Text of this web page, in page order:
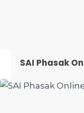
SAI Phasak